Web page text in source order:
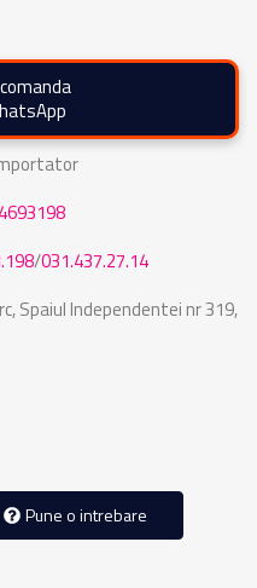
/031.437.27.14
Spaiul Independentei nr 319,
Pune o intrebare